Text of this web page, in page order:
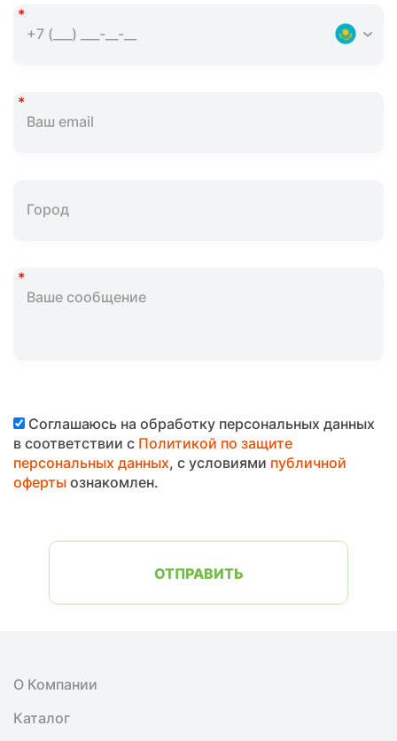
Соглашаюсь на обработку персональных данных
в соответствии с Политикой по защите
персональных данных, с условиями публичной
офертыознакомлен.
ОТПРАВИТЬ
О Компании
Каталог